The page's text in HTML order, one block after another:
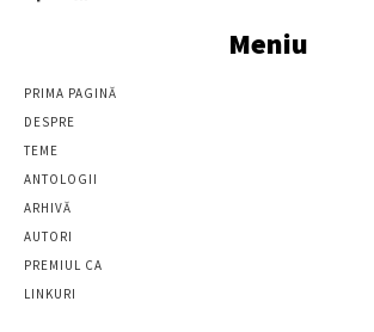
Meniu
PRIMA PAGINĂ
DESPRE
TEME
ANTOLOGII
ARHIVĂ
AUTORI
PREMIUL CA
LINKURI